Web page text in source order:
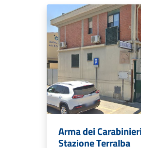
Arma dei
Stazione Terralba